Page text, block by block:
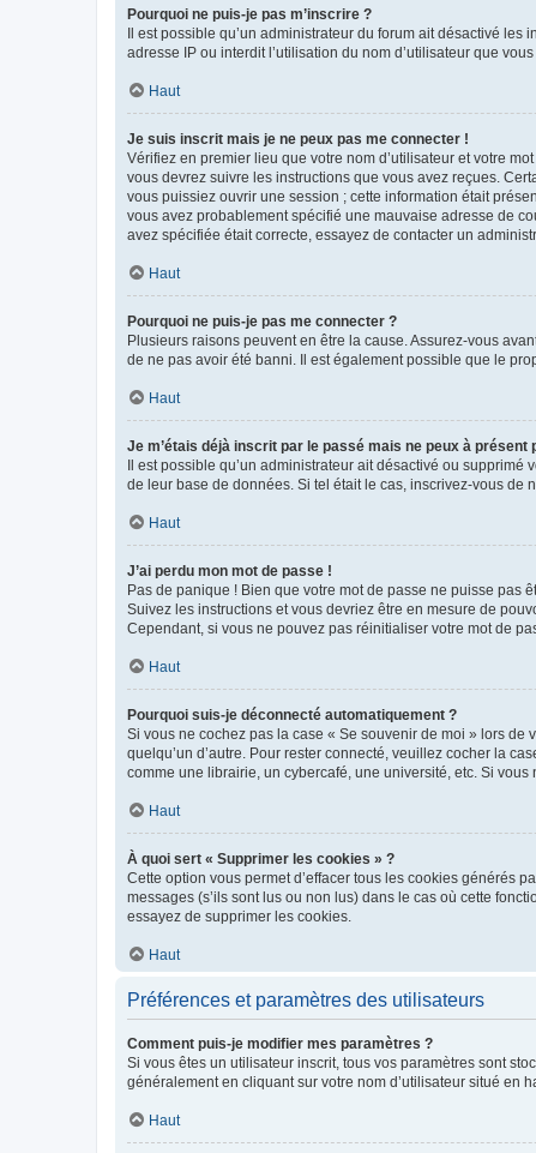
Pourquoi ne puis-je pas m’inscrire ?
Il est possible qu’un administrateur du forum ait désactivé les
adresse IP ou interdit l’utilisation du nom d’utilisateur que
Haut
Je suis inscrit mais je ne peux pas me connecter !
Vérifiez en premier lieu que votre nom d’utilisateur et votre
vous devrez suivre les instructions que vous avez reçues.
vous puissiez ouvrir une session ; cette information était
vous avez probablement spécifié une mauvaise adresse de
avez spécifiée était correcte, essayez de contacter un
Haut
Pourquoi ne puis-je pas me connecter ?
Plusieurs raisons peuvent en être la cause. Assurez-vous
de ne pas avoir été banni. Il est également possible que le
Haut
Je m’étais déjà inscrit par le passé mais ne peux à présent
Il est possible qu’un administrateur ait désactivé ou
de leur base de données. Si tel était le cas, inscrivez-vous de
Haut
J’ai perdu mon mot de passe !
Pas de panique ! Bien que votre mot de passe ne puisse pas
Suivez les instructions et vous devriez être en mesure de
Cependant, si vous ne pouvez pas réinitialiser votre mot de
Haut
Pourquoi suis-je déconnecté automatiquement ?
Si vous ne cochez pas la case « Se souvenir de moi » lors
quelqu’un d’autre. Pour rester connecté, veuillez cocher la
comme une librairie, un cybercafé, une université, etc. Si vous
Haut
À quoi sert « Supprimer les cookies » ?
Cette option vous permet d’effacer tous les cookies générés
messages (s’ils sont lus ou non lus) dans le cas où cette
essayez de supprimer les cookies.
Haut
Préférences et paramètres des utilisateurs
Comment puis-je modifier mes paramètres ?
Si vous êtes un utilisateur inscrit, tous vos paramètres sont
généralement en cliquant sur votre nom d’utilisateur situé en
Haut